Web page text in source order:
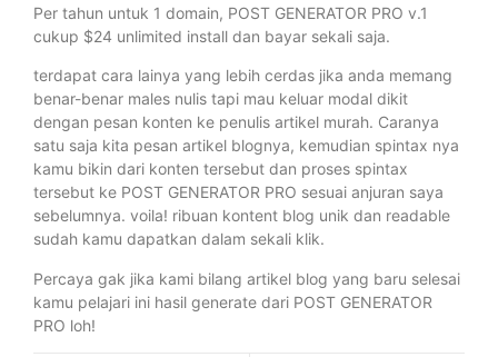
Per tahun untuk 1 domain, POST GENERATOR PRO v.1
cukup $24 unlimited install dan bayar sekali saja.
terdapat cara lainya yang lebih cerdas jika anda memang
benar-benar males nulis tapi mau keluar modal dikit
dengan pesan konten ke penulis artikel murah. Caranya
satu saja kita pesan artikel blognya, kemudian spintax nya
kamu bikin dari konten tersebut dan proses spintax
tersebut ke POST GENERATOR PRO sesuai anjuran saya
sebelumnya. voila! ribuan kontent blog unik dan readable
sudah kamu dapatkan dalam sekali klik.
Percaya gak jika kami bilang artikel blog yang baru selesai
kamu pelajari ini hasil generate dari POST GENERATOR
PRO loh!